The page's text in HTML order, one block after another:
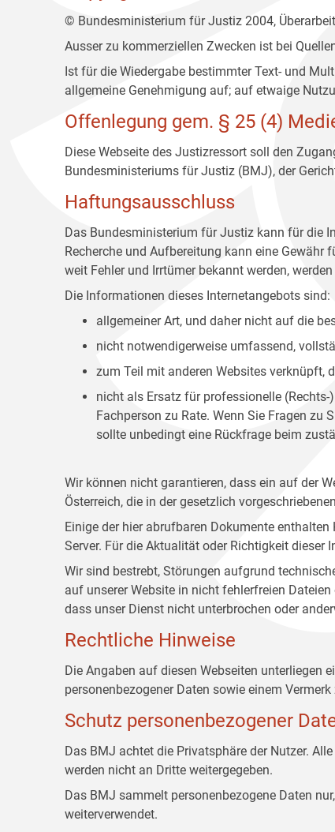
© Bundesministerium für Justiz 2004,
Ausser zu kommerziellen Zwecken ist bei
Ist für die Wiedergabe bestimmter Text- und
allgemeine Genehmigung auf; auf etwaige
Offenlegung gem. § 25 (4)
Diese Webseite des Justizressort soll den
Bundesministeriums für Justiz (BMJ), der
Haftungsausschluss
Das Bundesministerium für Justiz kann für die
Recherche und Aufbereitung kann eine
weit Fehler und Irrtümer bekannt werden,
Die Informationen dieses Internetangebots sind:
allgemeiner Art, und daher nicht auf die
nicht notwendigerweise umfassend,
zum Teil mit anderen Websites verknüpft,
nicht als Ersatz für professionelle
Fachperson zu Rate. Wenn Sie Fragen zu
sollte unbedingt eine Rückfrage beim
Wir können nicht garantieren, dass ein auf der
Österreich, die in der gesetzlich
Einige der hier abrufbaren Dokumente
Server. Für die Aktualität oder Richtigkeit dieser
Wir sind bestrebt, Störungen aufgrund
auf unserer Website in nicht fehlerfreien
dass unser Dienst nicht unterbrochen oder
Rechtliche Hinweise
Die Angaben auf diesen Webseiten unterliegen
personenbezogener Daten sowie einem
Schutz personenbezogener
Das BMJ achtet die Privatsphäre der Nutzer.
werden nicht an Dritte weitergegeben.
Das BMJ sammelt personenbezogene Daten
weiterverwendet.